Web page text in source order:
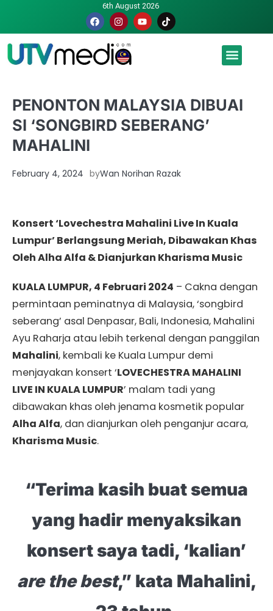
6th August 2026
PENONTON MALAYSIA DIBUAI
SI ‘SONGBIRD SEBERANG’
MAHALINI
February 4, 2024 byWan Norihan Razak
Konsert ‘Lovechestra Mahalini Live In Kuala
Lumpur’ Berlangsung Meriah, Dibawakan Khas
Oleh Alha Alfa & Dianjurkan Kharisma Music
KUALA LUMPUR, 4 Februari 2024 – Cakna dengan
permintaan peminatnya di Malaysia, ‘songbird
seberang’ asal Denpasar, Bali, Indonesia, Mahalini
Ayu Raharja atau lebih terkenal dengan panggilan
Mahalini, kembali ke Kuala Lumpur demi
menjayakan konsert ‘LOVECHESTRA MAHALINI
LIVE IN KUALA LUMPUR’ malam tadi yang
dibawakan khas oleh jenama kosmetik popular
Alha Alfa, dan dianjurkan oleh penganjur acara,
Kharisma Music.
“Terima kasih buat semua
yang hadir menyaksikan
konsert saya tadi, ‘kalian’
are the best,” kata Mahalini,